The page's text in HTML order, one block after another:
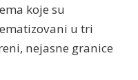
koje su
u tri
nejasne granice